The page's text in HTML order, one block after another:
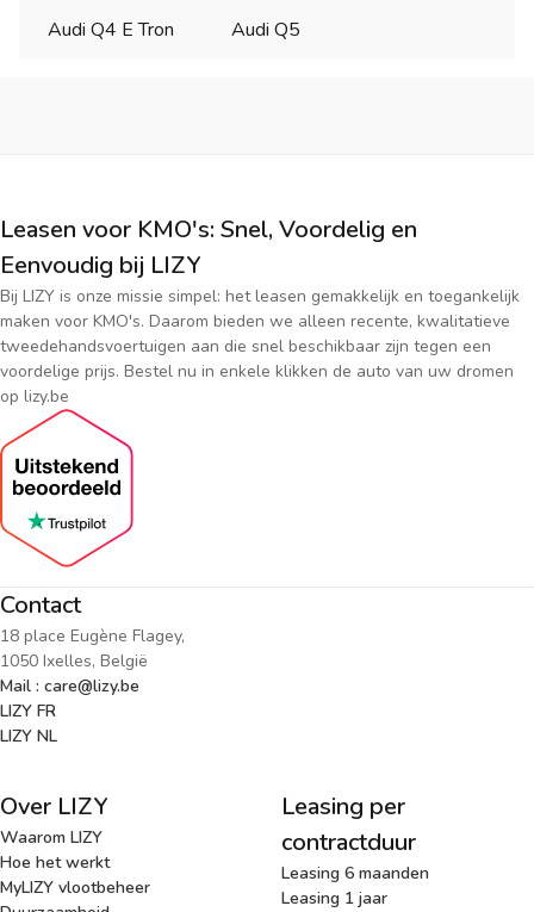
Audi Q4 E Tron Audi Q5
Leasen voor KMO's: Snel, Voordelig en
Eenvoudig bij LIZY
Bij LIZY is onze missie simpel: het leasen gemakkelijk en toegankelijk
maken voor KMO's. Daarom bieden we alleen recente, kwalitatieve
tweedehandsvoertuigen aan die snel beschikbaar zijn tegen een
voordelige prijs. Bestel nu in enkele klikken de auto van uw dromen
op lizy.be
Contact
18 place Eugène Flagey,
1050 Ixelles, België
Mail : care@lizy.be
LIZY FR
LIZY NL
Over LIZY
Waarom LIZY
Hoe het werkt
MyLIZY vlootbeheer
Leasing per
contractduur
Leasing 6 maanden
Leasing 1 jaar